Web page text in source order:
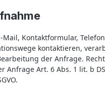
Mail, Kontaktformular,
kontaktieren,
der Anfrage.
Anfrage Art. 6 Abs. 1 lit. b